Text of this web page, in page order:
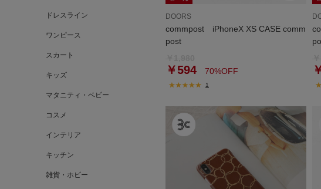
ドレスライン
ワンピース
スカート
キッズ
マタニティ・ベビー
コスメ
インテリア
キッチン
雑貨・ホビー
DOORS
commpost iPhoneX XS CASE comm
post
￥594 70%OFF
1